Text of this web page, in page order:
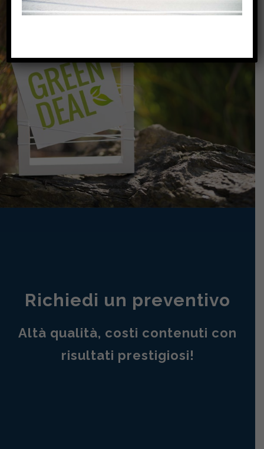
Richiedi un preventivo
Altà qualità, costi contenuti con
risultati prestigiosi!